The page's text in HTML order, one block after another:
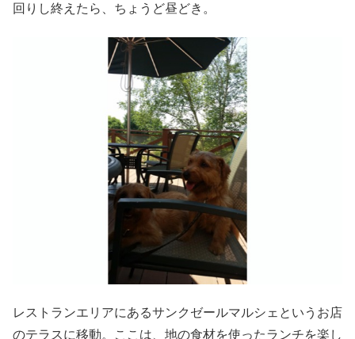
回りし終えたら、ちょうど昼どき。
レストランエリアにあるサンクゼールマルシェというお店
のテラスに移動。ここは、地の食材を使ったランチを楽し